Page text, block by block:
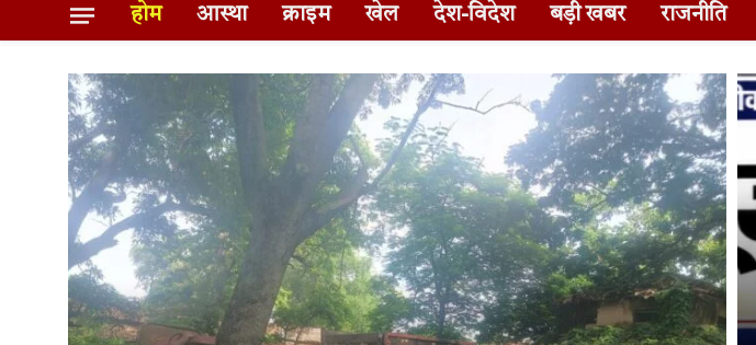
होम आस्था क्राइम खेल देश-विदेश बड़ी खबर राजनीति